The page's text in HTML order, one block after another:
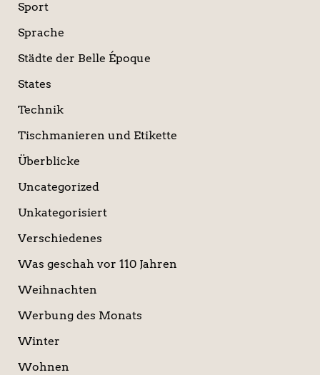
Sport
Sprache
Städte der Belle Époque
States
Technik
Tischmanieren und Etikette
Überblicke
Uncategorized
Unkategorisiert
Verschiedenes
Was geschah vor 110 Jahren
Weihnachten
Werbung des Monats
Winter
Wohnen